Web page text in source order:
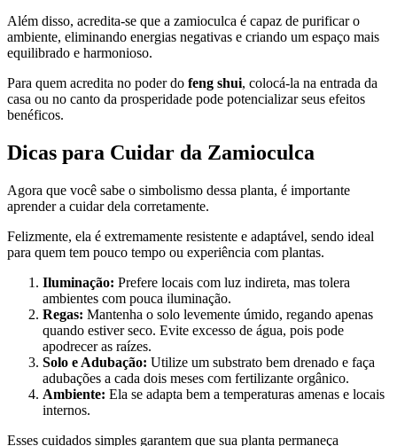
Além disso, acredita-se que a zamioculca é capaz de purificar o
ambiente, eliminando energias negativas e criando um espaço mais
equilibrado e harmonioso.
Para quem acredita no poder do feng shui, colocá-la na entrada da
casa ou no canto da prosperidade pode potencializar seus efeitos
benéficos.
Dicas para Cuidar da Zamioculca
Agora que você sabe o simbolismo dessa planta, é importante
aprender a cuidar dela corretamente.
Felizmente, ela é extremamente resistente e adaptável, sendo ideal
para quem tem pouco tempo ou experiência com plantas.
Iluminação: Prefere locais com luz indireta, mas tolera
ambientes com pouca iluminação.
Regas: Mantenha o solo levemente úmido, regando apenas
quando estiver seco. Evite excesso de água, pois pode
apodrecer as raízes.
Solo e Adubação: Utilize um substrato bem drenado e faça
adubações a cada dois meses com fertilizante orgânico.
Ambiente: Ela se adapta bem a temperaturas amenas e locais
internos.
Esses cuidados simples garantem que sua planta permaneça